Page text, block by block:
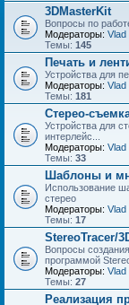
3DMasterKit
Вопросы по
Модераторы: Vlad
Темы: 145
Печать и
Устройства для
Модераторы: Vlad
Темы: 181
Стерео-
Устройства для
интерлейс...
Модераторы: Vlad
Темы: 33
Шаблоны и
Использование
стерео
Модераторы: Vlad
Темы: 17
StereoTracer/
Вопросы
программой
Модераторы: Vlad
Темы: 27
Реализация